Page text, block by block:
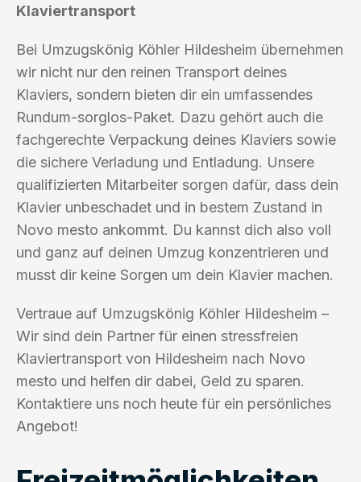
Klaviertransport
Bei Umzugskönig Köhler Hildesheim übernehmen
wir nicht nur den reinen Transport deines
Klaviers, sondern bieten dir ein umfassendes
Rundum-sorglos-Paket. Dazu gehört auch die
fachgerechte Verpackung deines Klaviers sowie
die sichere Verladung und Entladung. Unsere
qualifizierten Mitarbeiter sorgen dafür, dass dein
Klavier unbeschadet und in bestem Zustand in
Novo mesto ankommt. Du kannst dich also voll
und ganz auf deinen Umzug konzentrieren und
musst dir keine Sorgen um dein Klavier machen.
Vertraue auf Umzugskönig Köhler Hildesheim –
Wir sind dein Partner für einen stressfreien
Klaviertransport von Hildesheim nach Novo
mesto und helfen dir dabei, Geld zu sparen.
Kontaktiere uns noch heute für ein persönliches
Angebot!